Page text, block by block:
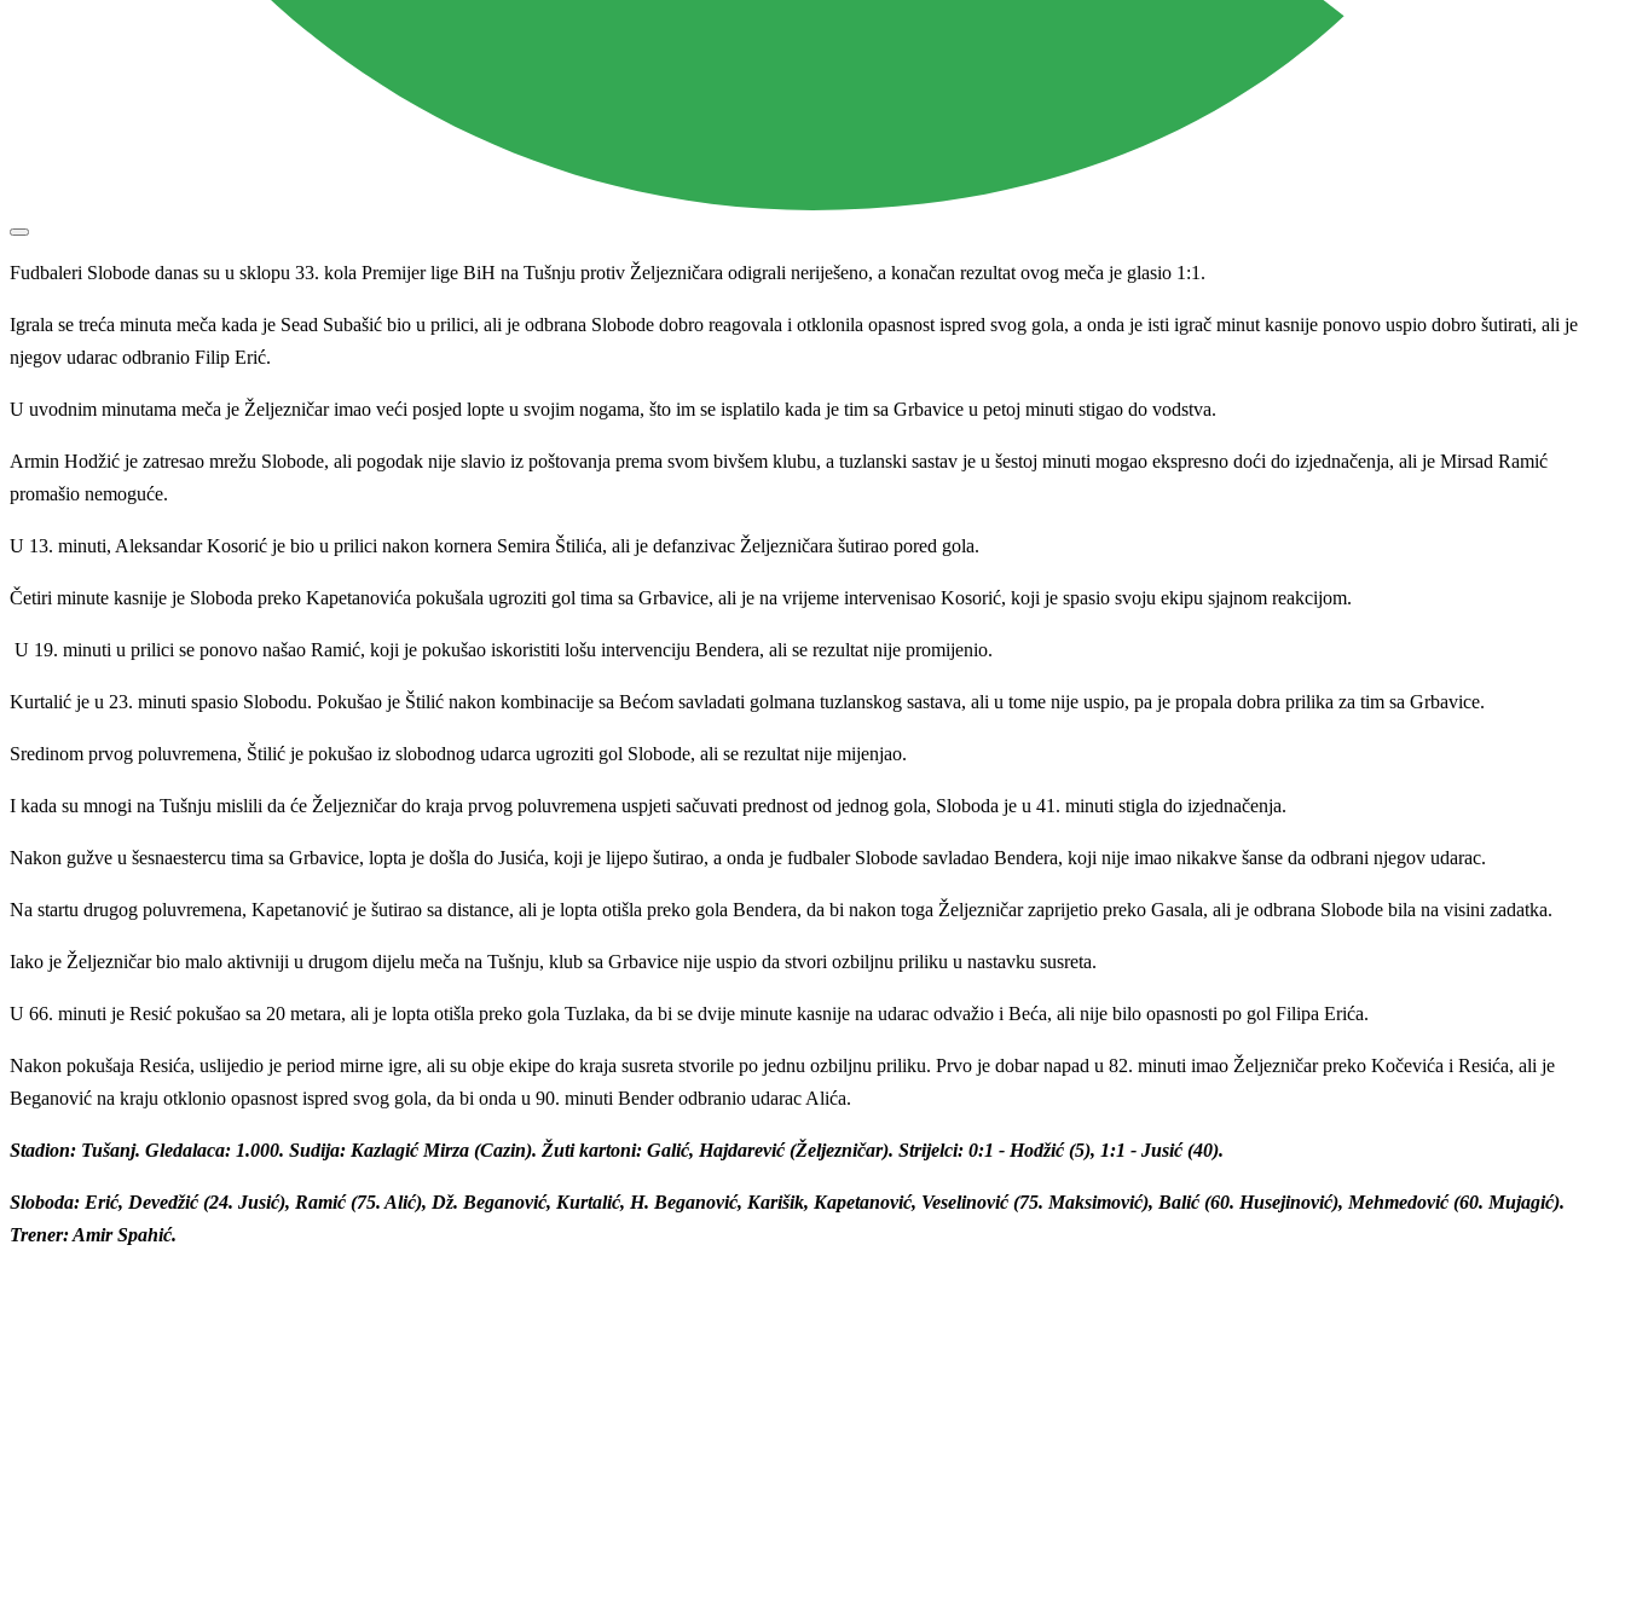
Fudbaleri Slobode danas su u sklopu 33. kola Premijer lige BiH na Tušnju protiv Željezničara odigrali neriješeno, a konačan rezultat ovog meča je glasio 1:1.
Igrala se treća minuta meča kada je Sead Subašić bio u prilici, ali je odbrana Slobode dobro reagovala i otklonila opasnost ispred svog gola, a onda je isti igrač minut kasnije ponovo uspio dobro šutirati, ali je
njegov udarac odbranio Filip Erić.
U uvodnim minutama meča je Željezničar imao veći posjed lopte u svojim nogama, što im se isplatilo kada je tim sa Grbavice u petoj minuti stigao do vodstva.
Armin Hodžić je zatresao mrežu Slobode, ali pogodak nije slavio iz poštovanja prema svom bivšem klubu, a tuzlanski sastav je u šestoj minuti mogao ekspresno doći do izjednačenja, ali je Mirsad Ramić
promašio nemoguće.
U 13. minuti, Aleksandar Kosorić je bio u prilici nakon kornera Semira Štilića, ali je defanzivac Željezničara šutirao pored gola.
Četiri minute kasnije je Sloboda preko Kapetanovića pokušala ugroziti gol tima sa Grbavice, ali je na vrijeme intervenisao Kosorić, koji je spasio svoju ekipu sjajnom reakcijom.
U 19. minuti u prilici se ponovo našao Ramić, koji je pokušao iskoristiti lošu intervenciju Bendera, ali se rezultat nije promijenio.
Kurtalić je u 23. minuti spasio Slobodu. Pokušao je Štilić nakon kombinacije sa Bećom savladati golmana tuzlanskog sastava, ali u tome nije uspio, pa je propala dobra prilika za tim sa Grbavice.
Sredinom prvog poluvremena, Štilić je pokušao iz slobodnog udarca ugroziti gol Slobode, ali se rezultat nije mijenjao.
I kada su mnogi na Tušnju mislili da će Željezničar do kraja prvog poluvremena uspjeti sačuvati prednost od jednog gola, Sloboda je u 41. minuti stigla do izjednačenja.
Nakon gužve u šesnaestercu tima sa Grbavice, lopta je došla do Jusića, koji je lijepo šutirao, a onda je fudbaler Slobode savladao Bendera, koji nije imao nikakve šanse da odbrani njegov udarac.
Na startu drugog poluvremena, Kapetanović je šutirao sa distance, ali je lopta otišla preko gola Bendera, da bi nakon toga Željezničar zaprijetio preko Gasala, ali je odbrana Slobode bila na visini zadatka.
Iako je Željezničar bio malo aktivniji u drugom dijelu meča na Tušnju, klub sa Grbavice nije uspio da stvori ozbiljnu priliku u nastavku susreta.
U 66. minuti je Resić pokušao sa 20 metara, ali je lopta otišla preko gola Tuzlaka, da bi se dvije minute kasnije na udarac odvažio i Beća, ali nije bilo opasnosti po gol Filipa Erića.
Nakon pokušaja Resića, uslijedio je period mirne igre, ali su obje ekipe do kraja susreta stvorile po jednu ozbiljnu priliku. Prvo je dobar napad u 82. minuti imao Željezničar preko Kočevića i Resića, ali je
Beganović na kraju otklonio opasnost ispred svog gola, da bi onda u 90. minuti Bender odbranio udarac Alića.
Stadion: Tušanj. Gledalaca: 1.000. Sudija: Kazlagić Mirza (Cazin). Žuti kartoni: Galić, Hajdarević (Željezničar). Strijelci: 0:1 - Hodžić (5), 1:1 - Jusić (40).
Sloboda: Erić, Devedžić (24. Jusić), Ramić (75. Alić), Dž. Beganović, Kurtalić, H. Beganović, Karišik, Kapetanović, Veselinović (75. Maksimović), Balić (60. Husejinović), Mehmedović (60. Mujagić).
Trener: Amir Spahić.